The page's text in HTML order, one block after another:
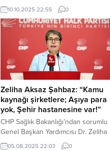
düzenlenen operasyonda, tarihi
eser olduğu değerlendirilen çok
sayıda heykel, kitabe ve tablo ele
geçirildi. Olayla ilgili 2 şüpheli
hakkında adli işlem başlatıldı. Haber
Merkezi – Şanlıurfa Valiliği’nden
yapılan açıklamaya göre, İl
Jandarma Komutanlığı ekipleri,
“Kültür ve Tabiat Varlıklarının
Korunması” çalışmaları kapsamında
9 Ekim 2025...
10.10.2025 22:55 0
Zeliha Aksaz Şahbaz: “Kamu
kaynağı şirketlere; Aşıya para
yok, Şehir hastanesine var!”
CHP Sağlık Bakanlığı’ndan sorumlu
Genel Başkan Yardımcısı Dr. Zeliha
Aksaz Şahbaz, şehir hastanelerine
05.08.2025 22:03 0